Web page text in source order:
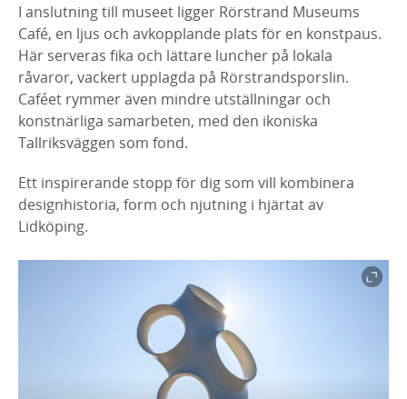
I anslutning till museet ligger Rörstrand Museums
Café, en ljus och avkopplande plats för en konstpaus.
Här serveras fika och lättare luncher på lokala
råvaror, vackert upplagda på Rörstrandsporslin.
Caféet rymmer även mindre utställningar och
konstnärliga samarbeten, med den ikoniska
Tallriksväggen som fond.
Ett inspirerande stopp för dig som vill kombinera
designhistoria, form och njutning i hjärtat av
Lidköping.